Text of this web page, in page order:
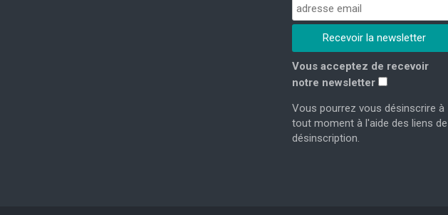
Vous acceptez de recevoir
notre newsletter
Vous pourrez vous désinscrire à
tout moment à l'aide des liens de
désinscription.